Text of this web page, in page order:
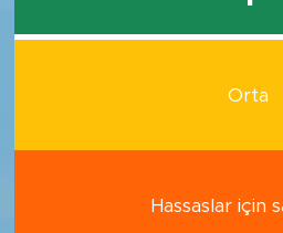
Orta
Hassaslar için